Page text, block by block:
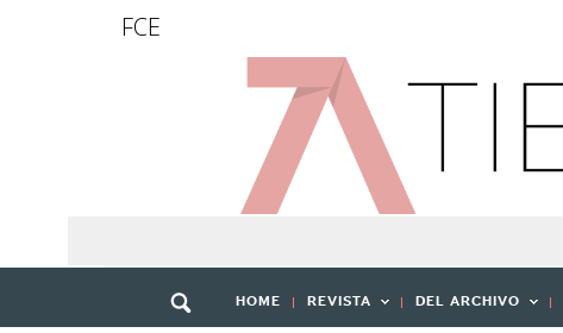
FCE
HOME REVISTA DEL ARCHIVO